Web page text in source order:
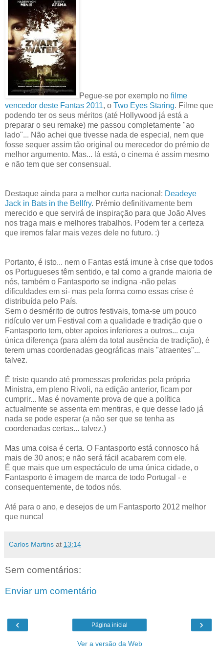
Pegue-se por exemplo no filme
vencedor deste Fantas 2011, o Two Eyes Staring. Filme que
podendo ter os seus méritos (até Hollywood já está a
preparar o seu remake) me passou completamente "ao
lado"... Não achei que tivesse nada de especial, nem que
fosse sequer assim tão original ou merecedor do prémio de
melhor argumento. Mas... lá está, o cinema é assim mesmo
e não tem que ser consensual.
Destaque ainda para a melhor curta nacional: Deadeye
Jack in Bats in the Bellfry. Prémio definitivamente bem
merecido e que servirá de inspiração para que João Alves
nos traga mais e melhores trabalhos. Podem ter a certeza
que iremos falar mais vezes dele no futuro. :)
Portanto, é isto... nem o Fantas está imune à crise que todos
os Portugueses têm sentido, e tal como a grande maioria de
nós, também o Fantasporto se indigna -não pelas
dificuldades em si- mas pela forma como essas crise é
distribuída pelo País.
Sem o desmérito de outros festivais, torna-se um pouco
ridículo ver um Festival com a qualidade e tradição que o
Fantasporto tem, obter apoios inferiores a outros... cuja
única diferença (para além da total ausência de tradição), é
terem umas coordenadas geográficas mais "atraentes"...
talvez.
É triste quando até promessas proferidas pela própria
Ministra, em pleno Rivoli, na edição anterior, ficam por
cumprir... Mas é novamente prova de que a política
actualmente se assenta em mentiras, e que desse lado já
nada se pode esperar (a não ser que se tenha as
coordenadas certas... talvez.)
Mas uma coisa é certa. O Fantasporto está connosco há
mais de 30 anos; e não será fácil acabarem com ele.
É que mais que um espectáculo de uma única cidade, o
Fantasporto é imagem de marca de todo Portugal - e
consequentemente, de todos nós.
Até para o ano, e desejos de um Fantasporto 2012 melhor
que nunca!
Carlos Martins at 13:14
Sem comentários:
Enviar um comentário
‹ ›
Página inicial
Ver a versão da Web